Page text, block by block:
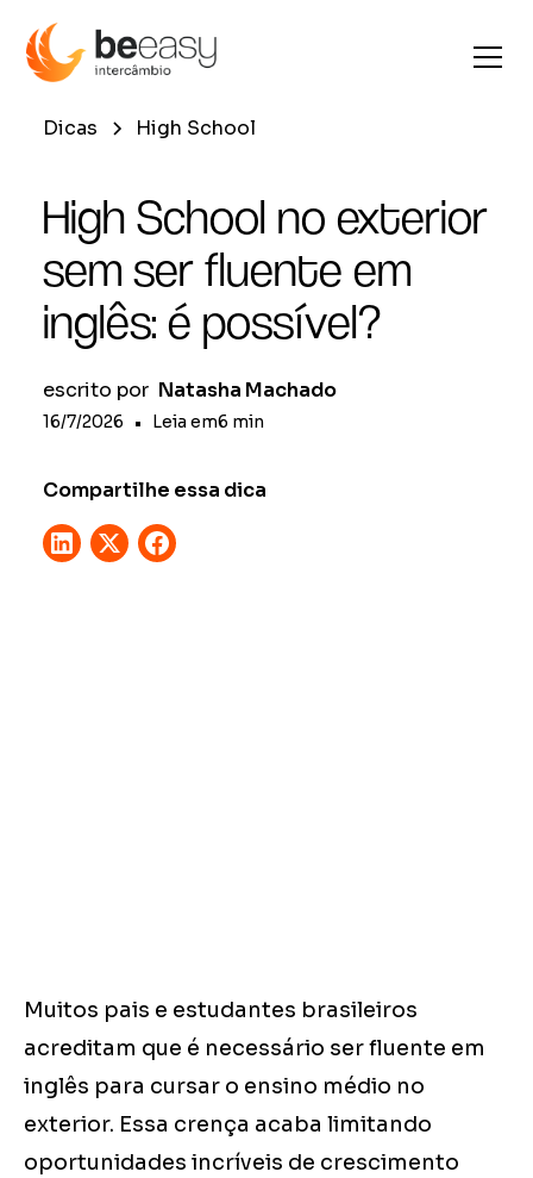
Dicas High School
High School no exterior
sem ser fluente em
inglês: é possível?
escrito por Natasha Machado
16/7/2026 • Leia em6 min
Compartilhe essa dica
Muitos pais e estudantes brasileiros
acreditam que é necessário ser fluente em
inglês para cursar o ensino médio no
exterior. Essa crença acaba limitando
oportunidades incríveis de crescimento